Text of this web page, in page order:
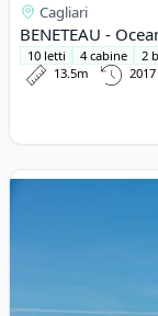
Cagliari
BENETEAU -
10 letti 4 cabine
2
13.5m
2017
View details for